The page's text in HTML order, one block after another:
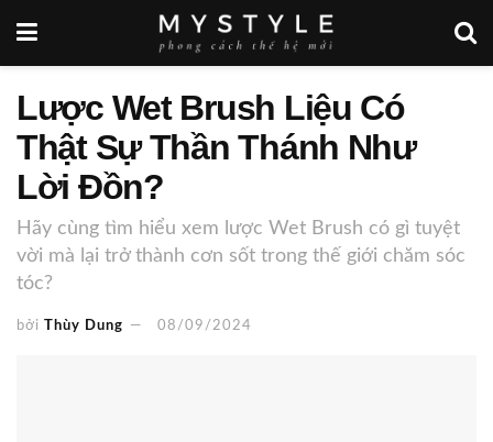
Lược Wet Brush Liệu Có
Thật Sự Thần Thánh Như
Lời Đồn?
Hãy cùng tìm hiểu xem lược Wet Brush có gì tuyệt
vời mà lại trở thành cơn sốt trong thế giới chăm sóc
tóc?
bởi Thùy Dung 08/09/2024